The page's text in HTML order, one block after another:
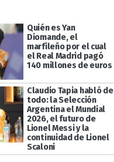
Quién es Yan
Diomande, el
marfileño por el cual
el Real Madrid pagó
140 millones de euros
Claudio Tapia habló de
todo: la Selección
Argentina el Mundial
2026, el futuro de
Lionel Messi y la
continuidad de Lionel
Scaloni